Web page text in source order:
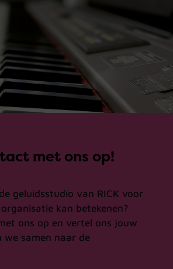
met ons op!
geluidsstudio van RICK voor
kan betekenen?
ons op en vertel ons jouw
we samen naar de